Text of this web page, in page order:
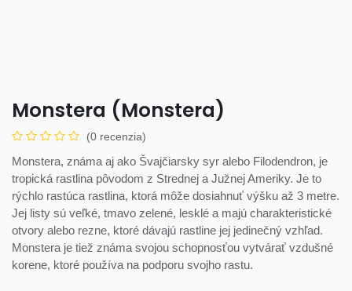
Monstera (Monstera)
(0 recenzia)
Monstera, známa aj ako Švajčiarsky syr alebo Filodendron, je
tropická rastlina pôvodom z Strednej a Južnej Ameriky. Je to
rýchlo rastúca rastlina, ktorá môže dosiahnuť výšku až 3 metre.
Jej listy sú veľké, tmavo zelené, lesklé a majú charakteristické
otvory alebo rezne, ktoré dávajú rastline jej jedinečný vzhľad.
Monstera je tiež známa svojou schopnosťou vytvárať vzdušné
korene, ktoré používa na podporu svojho rastu.